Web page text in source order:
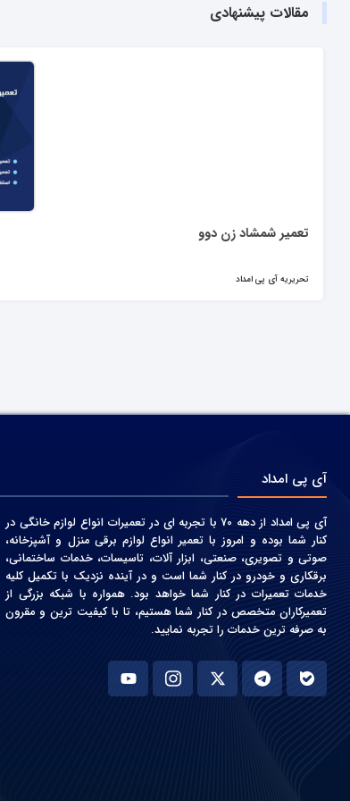
مقالات پیشنهادی
تعمیر شمشاد زن دوو
تحریریه آی پی امداد
آی پی امداد
آی پی امداد از دهه 70 با تجربه ای در تعمیرات انواع لوازم خانگی در
کنار شما بوده و امروز با تعمیر انواع لوازم برقی منزل و آشپزخانه،
صوتی و‌ تصویری، صنعتی، ابزار آلات، تاسیسات، خدمات ساختمانی،
برقکاری و خودرو در کنار شما است و در آینده نزدیک با تکمیل کلیه
خدمات تعمیرات در کنار شما خواهد بود. همواره با شبکه بزرگی از
تعمیرکاران متخصص در کنار شما هستیم، تا با کیفیت ترین و مقرون
به صرفه ترین خدمات را تجربه نمایید.